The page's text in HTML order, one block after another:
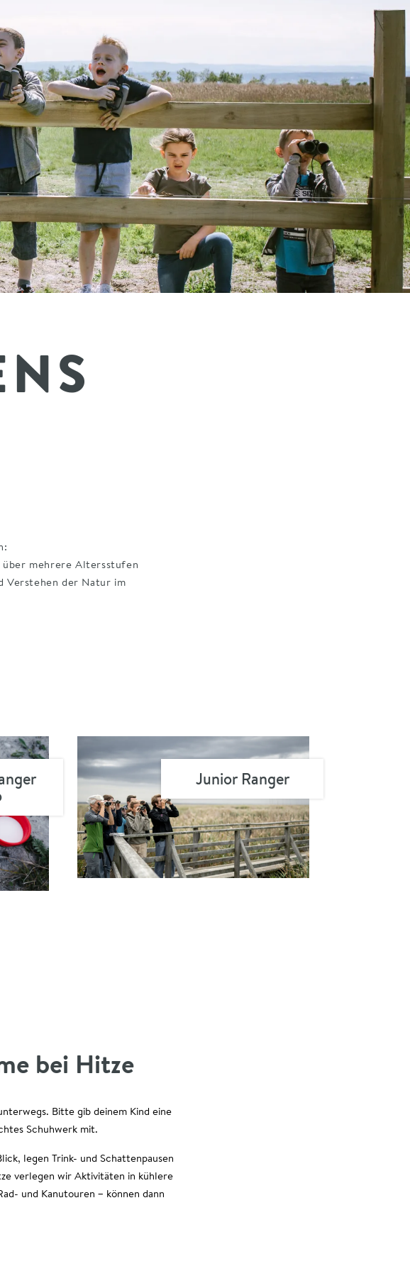
über mehrere Altersstufen
Verstehen der Natur im
Junior Ranger
bei Hitze
Bitte gib deinem Kind eine
Schuhwerk mit.
legen Trink- und Schattenpausen
verlegen wir Aktivitäten in kühlere
und Kanutouren – können dann